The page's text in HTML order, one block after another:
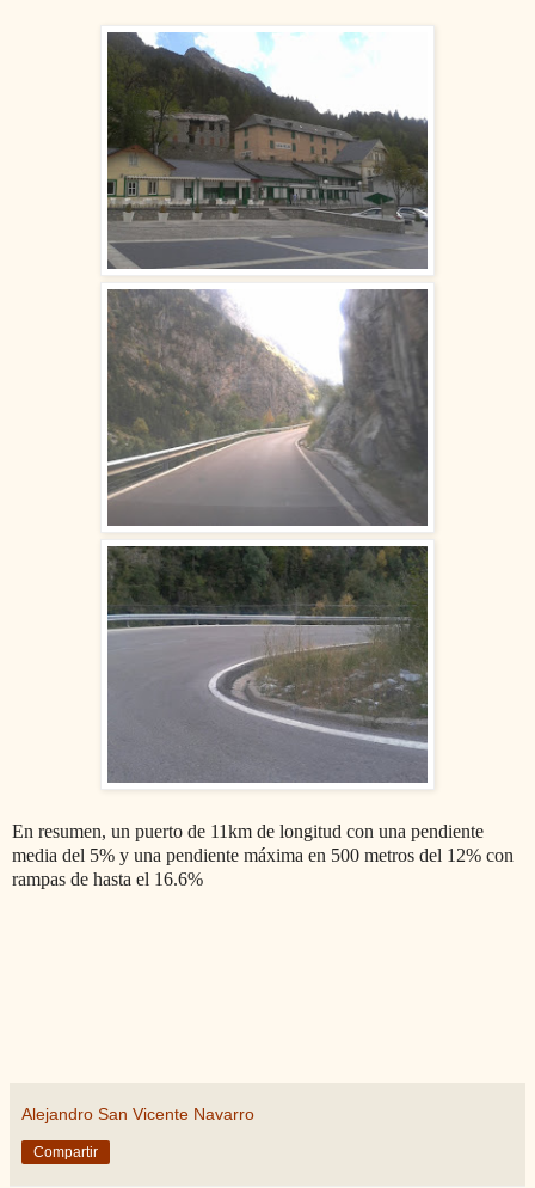
En resumen, un puerto de 11km de longitud con una pendiente
media del 5% y una pendiente máxima en 500 metros del 12% con
rampas de hasta el 16.6%
Alejandro San Vicente Navarro
Compartir